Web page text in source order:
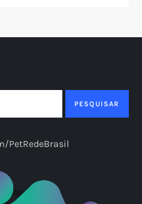
PESQUISAR
PetRedeBrasil